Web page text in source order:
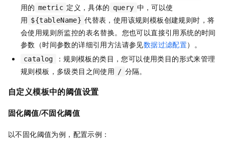
用的 metric 定义，具体的 query 中，可以使
用 ${tableName} 代替表，使用该规则模板创建规则时，将
会使用规则所监控的表名替换。您也可以直接引用系统的时间
参数（时间参数的详细引用方法请参见数据过滤配置）。
catalog
：规则模板的类目，您可以使用类目的形式来管理
规则模板，多级类目之间使用 / 分隔。
自定义模板中的阈值设置
固化阈值/不固化阈值
以不固化阈值为例，配置示例：